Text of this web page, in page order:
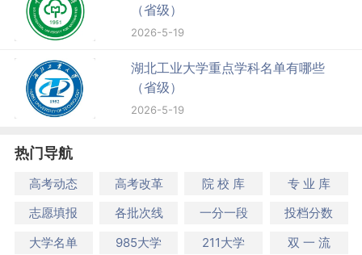
（省级）
2026-5-19
湖北工业大学重点学科名单有哪些
（省级）
2026-5-19
热门导航
高考动态 高考改革 院 校 库
专 业 库
志愿填报
各批次线 一分一段
投档分数
大学名单
985大学 211大学 双 一 流